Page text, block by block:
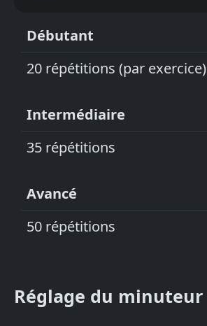
Débutant
20 répétitions (par exercice)
Intermédiaire
35 répétitions
Avancé
50 répétitions
Réglage du minuteur